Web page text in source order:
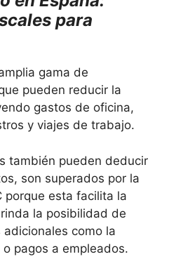
para
gama de
pueden reducir la
gastos de oficina,
y viajes de trabajo.
también pueden deducir
son superados por la
porque esta facilita la
la posibilidad de
como la
pagos a empleados.